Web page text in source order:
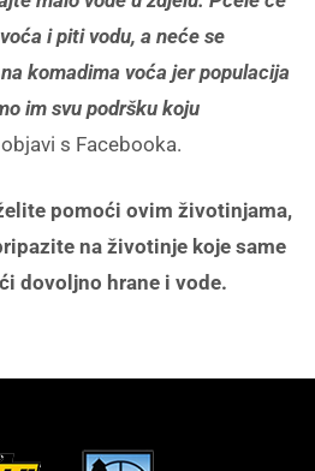
i piti vodu, a neće se
komadima voća jer populacija
im svu podršku koju
s Facebooka.
pomoći ovim životinjama,
na životinje koje same
dovoljno hrane i vode.